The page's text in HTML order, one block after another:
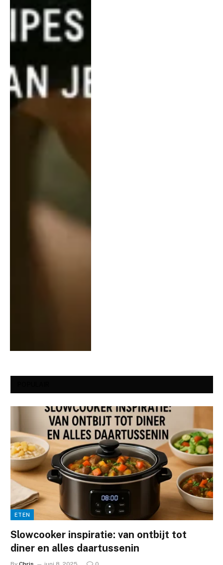
ETEN
Slowcooker inspiratie: van ontbijt tot
diner en alles daartussenin